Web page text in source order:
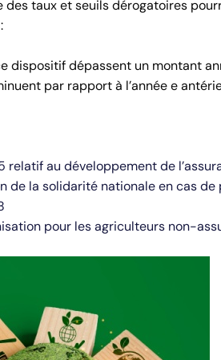
des taux et seuils dérogatoires
dispositif dépassent un montant
par rapport à l’année e
au développement de
de la solidarité nationale en cas
pour les agriculteurs non-